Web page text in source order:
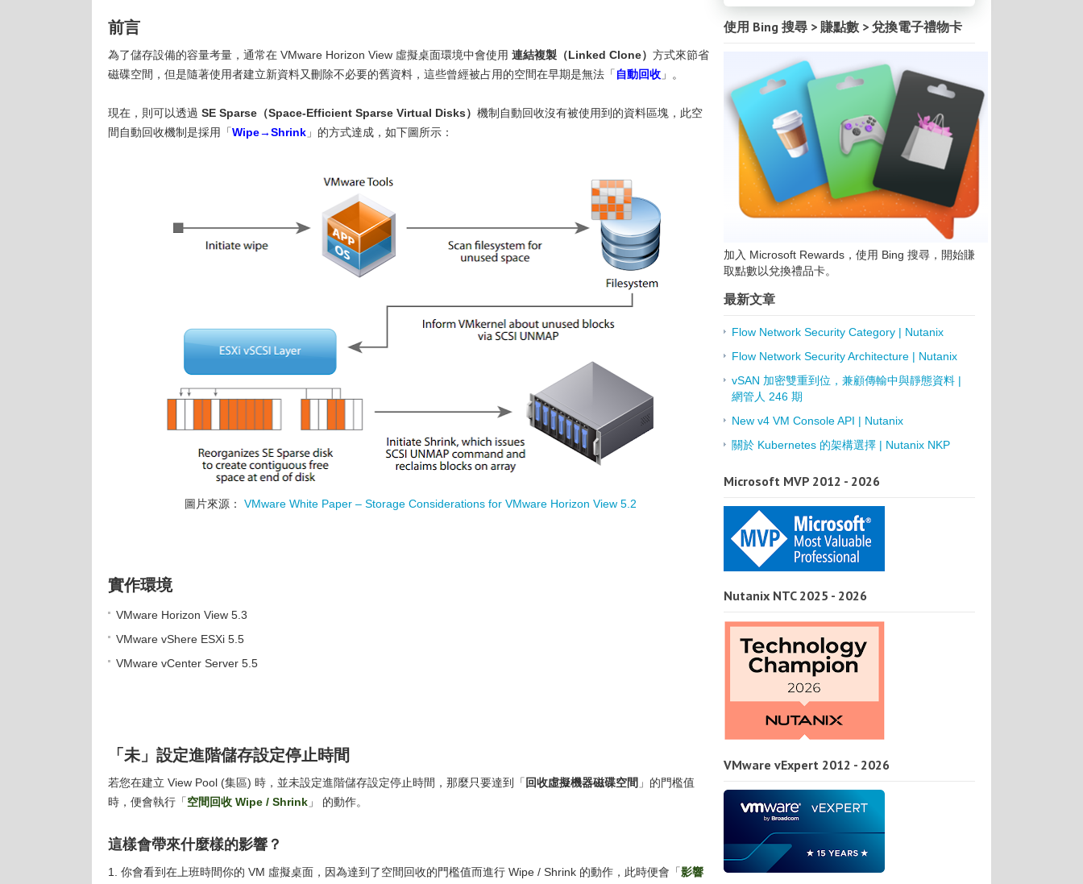
前言
為了儲存設備的容量考量，通常在 VMware Horizon View 虛擬桌面環境中會使用 連結複製（Linked Clone） 方式來節省
磁碟空間，但是隨著使用者建立新資料又刪除不必要的舊資料，這些曾經被占用的空間在早期是無法「 自動回收 」。
現在，則可以透過 SE Sparse（Space-Efficient Sparse Virtual Disks） 機制自動回收沒有被使用到的資料區塊，此空
間自動回收機制是採用「Wipe→Shrink 」的方式達成，如下圖所示：
圖片來源： VMware White Paper – Storage Considerations for VMware Horizon View 5.2
實作環境
VMware Horizon View 5.3
VMware vShere ESXi 5.5
VMware vCenter Server 5.5
「未」設定進階儲存設定停止時間
若您在建立 View Pool (集區) 時，並未設定進階儲存設定停止時間，那麼只要達到「 回收虛擬機器磁碟空間 」的門檻值
時，便會執行「空間回收 Wipe / Shrink 」 的動作。
這樣會帶來什麼樣的影響？
1. 你會看到在上班時間你的 VM 虛擬桌面，因為達到了空間回收的門檻值而進行 Wipe / Shrink 的動作，此時便會「影響
使用 Bing 搜尋 > 賺點數 > 兌換電子禮物卡
加入 Microsoft Rewards，使用 Bing 搜尋，開始賺
取點數以兌換禮品卡。
最新文章
Flow Network Security Category | Nutanix
Flow Network Security Architecture | Nutanix
vSAN 加密雙重到位，兼顧傳輸中與靜態資料 |
網管人 246 期
New v4 VM Console API | Nutanix
關於 Kubernetes 的架構選擇 | Nutanix NKP
Microsoft MVP 2012 - 2026
Nutanix NTC 2025 - 2026
VMware vExpert 2012 - 2026